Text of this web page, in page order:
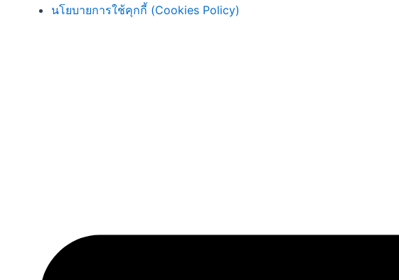
นโยบายการใช้คุกกี้ (Cookies Policy)